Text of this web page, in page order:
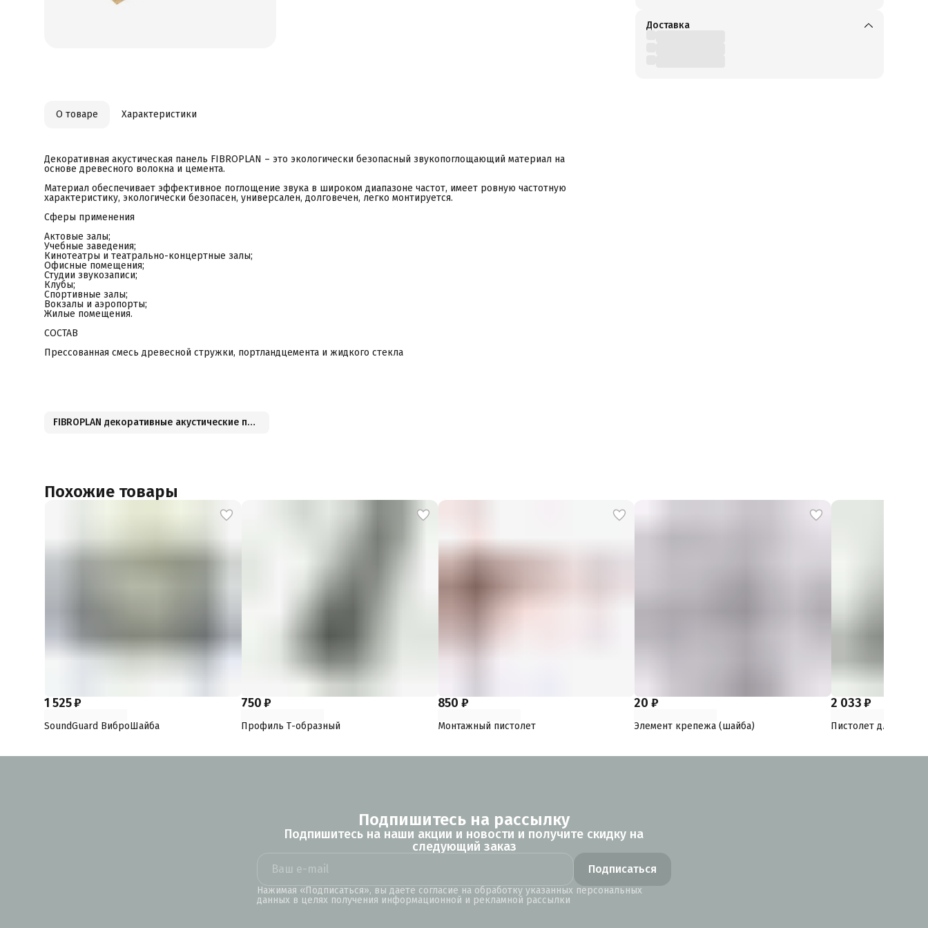
Доставка
О товаре Характеристики
Декоративная акустическая панель FIBROPLAN – это экологически безопасный звукопоглощающий материал на
основе древесного волокна и цемента.
Материал обеспечивает эффективное поглощение звука в широком диапазоне частот, имеет ровную частотную
характеристику, экологически безопасен, универсален, долговечен, легко монтируется.
Сферы применения
Актовые залы;
Учебные заведения;
Кинотеатры и театрально-концертные залы;
Офисные помещения;
Студии звукозаписи;
Клубы;
Спортивные залы;
Вокзалы и аэропорты;
Жилые помещения.
СОСТАВ
Прессованная смесь древесной стружки, портландцемента и жидкого стекла
FIBROPLAN декоративные акустические панели
Похожие товары
1 525 ₽
SoundGuard ВиброШайба
750 ₽
Профиль Т-образный
850 ₽
Монтажный пистолет
20 ₽
Элемент крепежа (шайба)
2 033 ₽
Пистолет для
Подпишитесь на рассылку
Подпишитесь на наши акции и новости и получите скидку на
следующий заказ
Подписаться
Нажимая «Подписаться», вы даете согласие на обработку указанных персональных
данных в целях получения информационной и рекламной рассылки